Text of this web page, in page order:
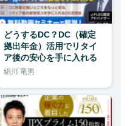
どうするDC？DC（確定
拠出年金）活用でリタイ
ア後の安心を手に入れる
絹川 竜男